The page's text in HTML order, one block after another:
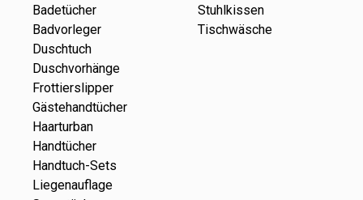
Badetücher
Badvorleger
Duschtuch
Duschvorhänge
Frottierslipper
Gästehandtücher
Haarturban
Handtücher
Handtuch-Sets
Liegenauflage
Stuhlkissen
Tischwäsche